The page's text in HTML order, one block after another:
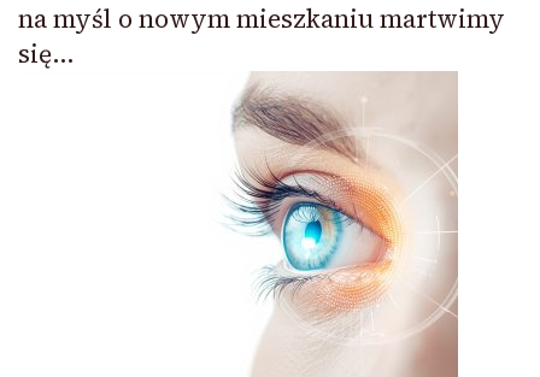
na myśl o nowym mieszkaniu martwimy
się…